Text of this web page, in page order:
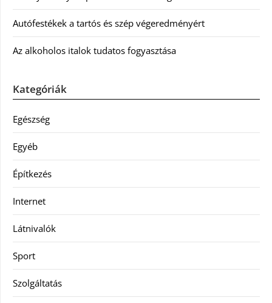
Autófestékek a tartós és szép végeredményért
Az alkoholos italok tudatos fogyasztása
Kategóriák
Egészség
Egyéb
Építkezés
Internet
Látnivalók
Sport
Szolgáltatás